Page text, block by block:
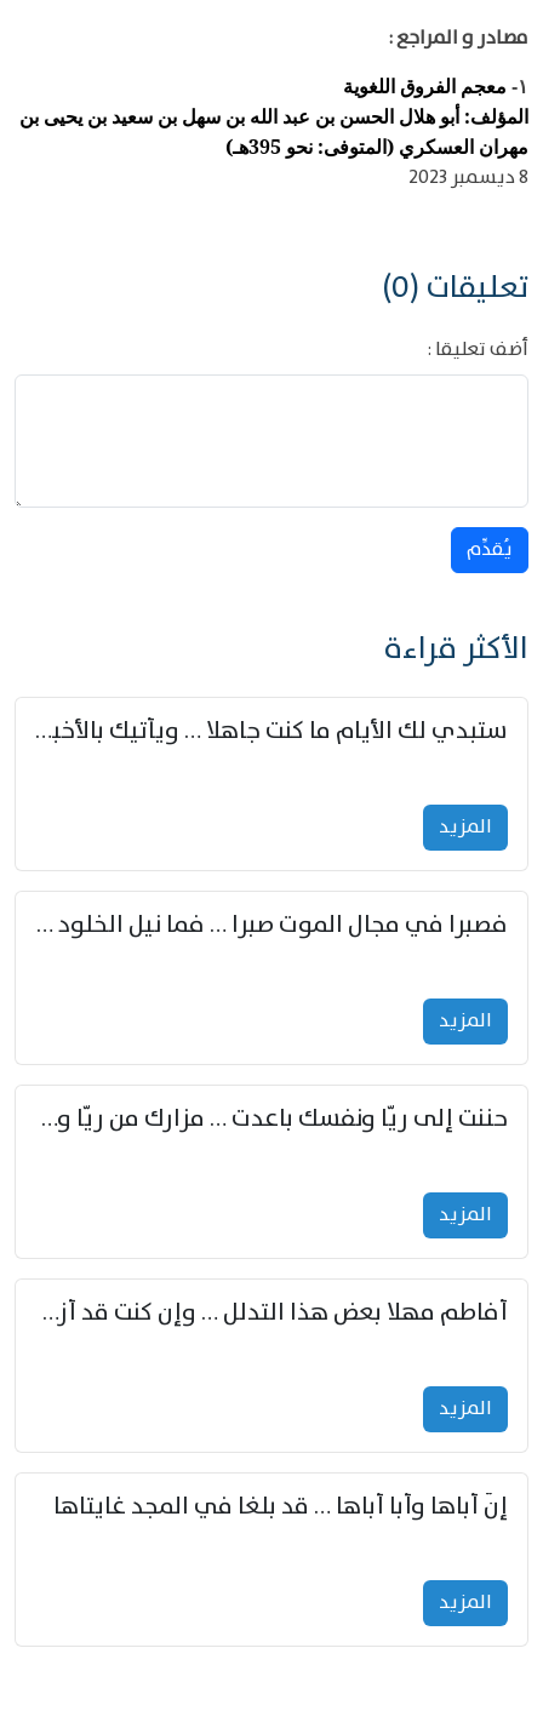
مصادر و المراجع :
١-
معجم الفروق اللغوية
المؤلف: أبو هلال الحسن بن عبد الله بن سهل بن سعيد بن يحيى بن
مهران العسكري (المتوفى: نحو 395هـ)
8 ديسمبر 2023
تعليقات (0)
أضف تعليقا :
يُقدِّم
الأكثر قراءة
ستبدي لك الأيام ما كنت جاهلا … ويأتيك بالأخبار من لم تزوّد
المزید
فصبرا في مجال الموت صبرا … فما نيل الخلود بمستطاع
المزید
حننت إلى ريّا ونفسك باعدت … مزارك من ريّا وشعباكما معا
المزید
أفاطم مهلا بعض هذا التدلل … وإن كنت قد أزمعت صرمي فأجملي
المزید
إنّ أباها وأبا أباها … قد بلغا في المجد غايتاها
المزید